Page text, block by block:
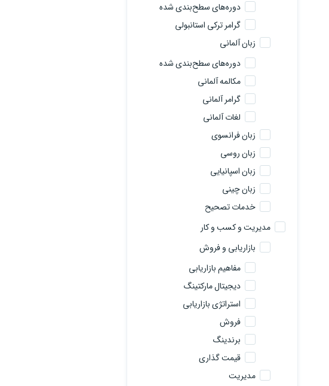
دوره‌های سطح‌بندی شده
گرامر ترکی استانبولی
زبان آلمانی
دوره‌های سطح‌بندی شده
مکالمه آلمانی
گرامر آلمانی
لغات آلمانی
زبان فرانسوی
زبان روسی
زبان اسپانیایی
زبان چینی
خدمات تصحیح
مدیریت و کسب و کار
بازاریابی و فروش
مفاهیم بازاریابی
دیجیتال مارکتینگ
استراتژی بازاریابی
فروش
برندینگ
قیمت گذاری
مدیریت